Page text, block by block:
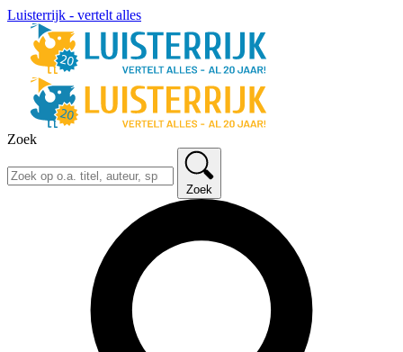
Luisterrijk - vertelt alles
Zoek
Zoek